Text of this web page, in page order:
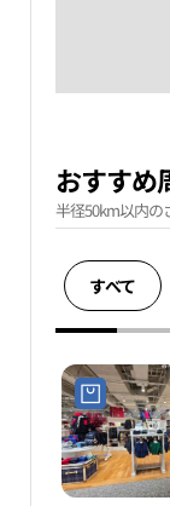
おすすめ
半径50km以内の
すべて